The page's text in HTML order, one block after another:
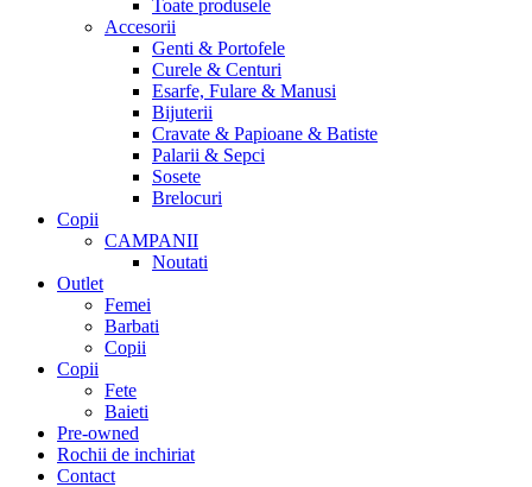
Toate produsele
Accesorii
Genti & Portofele
Curele & Centuri
Esarfe, Fulare & Manusi
Bijuterii
Cravate & Papioane & Batiste
Palarii & Sepci
Sosete
Brelocuri
Copii
CAMPANII
Noutati
Outlet
Femei
Barbati
Copii
Copii
Fete
Baieti
Pre-owned
Rochii de inchiriat
Contact